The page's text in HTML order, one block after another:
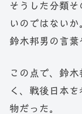
そうした分類
いのではないか
鈴木邦男の言葉
この点で、鈴
く、戦後日本
物だった。